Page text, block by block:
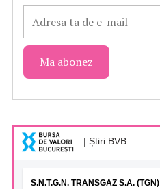
| Știri BVB
S.N.T.G.N. TRANSGAZ S.A. (TGN)